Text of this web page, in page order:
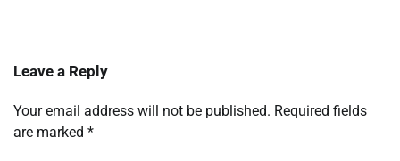
Leave a Reply
Your email address will not be published. Required fields
are marked *